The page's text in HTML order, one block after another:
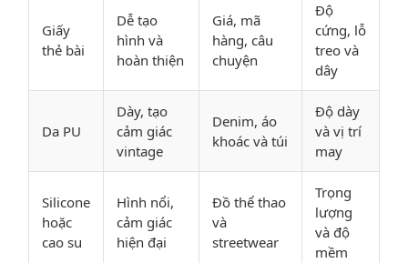
Giấy
thẻ bài
Dễ tạo
hình và
hoàn thiện
Giá, mã
hàng, câu
chuyện
Độ
cứng, lỗ
treo và
dây
Da PU
Dày, tạo
cảm giác
vintage
Denim, áo
khoác và túi
Độ dày
và vị trí
may
Silicone
hoặc
cao su
Hình nổi,
cảm giác
hiện đại
Đồ thể thao
và
streetwear
Trọng
lượng
và độ
mềm